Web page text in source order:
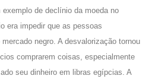
de declínio da moeda no
era impedir que as pessoas
negro. A desvalorização tornou
comprarem coisas, especialmente
seu dinheiro em libras egípcias. A